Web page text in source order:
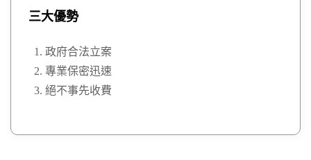
三大優勢
政府合法立案
專業保密迅速
絕不事先收費